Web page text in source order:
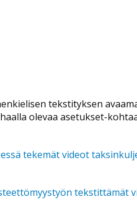
tekstityksen
olevaa asetukset-
tekemät videot
tekstittämät